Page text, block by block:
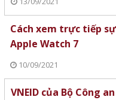
Cách xem trực tiếp
Apple Watch 7
10/09/2021
VNEID của Bộ Công